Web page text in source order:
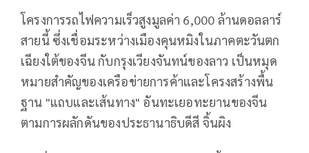
โครงการรถไฟความเร็วสูงมูลค่า 6,000 ล้านดอลลาร์
สายนี้ ซึ่งเชื่อมระหว่างเมืองคุนหมิงในภาคตะวันตก
เฉียงใต้ของจีน กับกรุงเวียงจันทน์ของลาว เป็นหมุด
หมายสำคัญของเครือข่ายการค้าและโครงสร้างพื้น
ฐาน "แถบและเส้นทาง" อันทะเยอทะยานของจีน
ตามการผลักดันของประธานาธิบดีสี จิ้นผิง